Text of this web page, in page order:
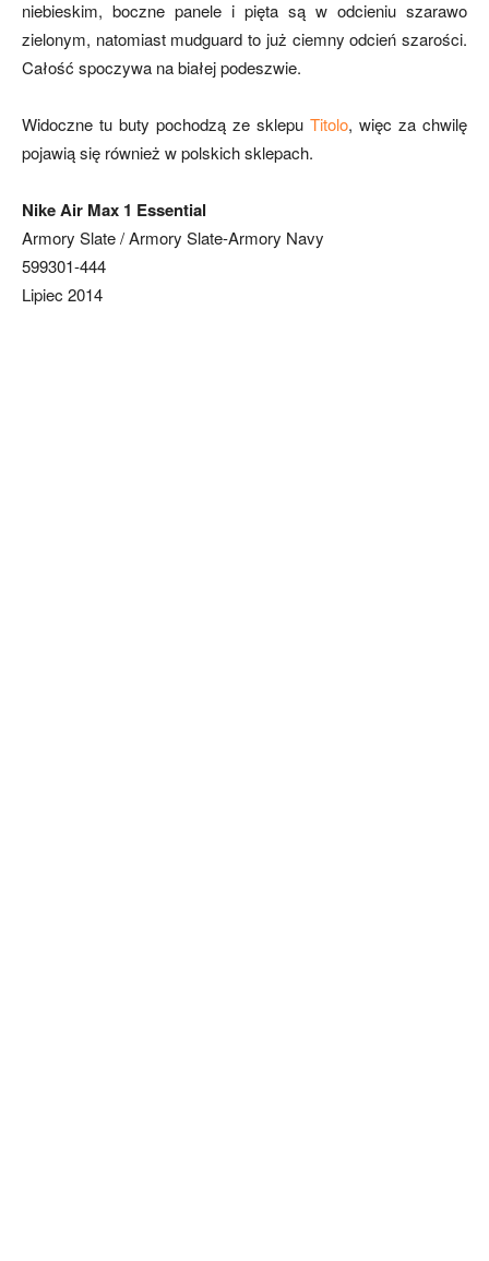
niebieskim, boczne panele i pięta są w odcieniu szarawo
zielonym, natomiast mudguard to już ciemny odcień szarości.
Całość spoczywa na białej podeszwie.
Widoczne tu buty pochodzą ze sklepu Titolo, więc za chwilę
pojawią się również w polskich sklepach.
Nike Air Max 1 Essential
Armory Slate / Armory Slate-Armory Navy
599301-444
Lipiec 2014